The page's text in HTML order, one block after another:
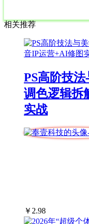
相关推荐
PS高阶技
调色逻辑拆
实战
￥ 2.98